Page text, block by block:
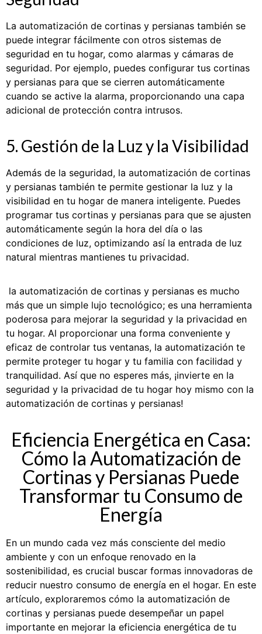
La automatización de cortinas y persianas también se
puede integrar fácilmente con otros sistemas de
seguridad en tu hogar, como alarmas y cámaras de
seguridad. Por ejemplo, puedes configurar tus cortinas
y persianas para que se cierren automáticamente
cuando se active la alarma, proporcionando una capa
adicional de protección contra intrusos.
5. Gestión de la Luz y la Visibilidad
Además de la seguridad, la automatización de cortinas
y persianas también te permite gestionar la luz y la
visibilidad en tu hogar de manera inteligente. Puedes
programar tus cortinas y persianas para que se ajusten
automáticamente según la hora del día o las
condiciones de luz, optimizando así la entrada de luz
natural mientras mantienes tu privacidad.
la automatización de cortinas y persianas es mucho
más que un simple lujo tecnológico; es una herramienta
poderosa para mejorar la seguridad y la privacidad en
tu hogar. Al proporcionar una forma conveniente y
eficaz de controlar tus ventanas, la automatización te
permite proteger tu hogar y tu familia con facilidad y
tranquilidad. Así que no esperes más, ¡invierte en la
seguridad y la privacidad de tu hogar hoy mismo con la
automatización de cortinas y persianas!
Eficiencia Energética en Casa:
Cómo la Automatización de
Cortinas y Persianas Puede
Transformar tu Consumo de
Energía
En un mundo cada vez más consciente del medio
ambiente y con un enfoque renovado en la
sostenibilidad, es crucial buscar formas innovadoras de
reducir nuestro consumo de energía en el hogar. En este
artículo, exploraremos cómo la automatización de
cortinas y persianas puede desempeñar un papel
importante en mejorar la eficiencia energética de tu